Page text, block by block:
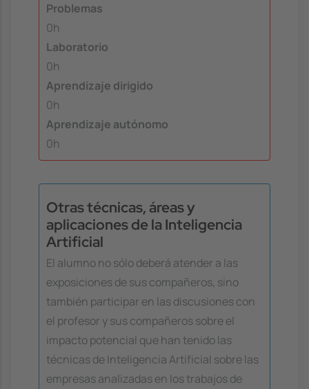
Problemas
0h
Laboratorio
0h
Aprendizaje dirigido
0h
Aprendizaje autónomo
0h
Otras técnicas, áreas y
aplicaciones de la Inteligencia
Artificial
El alumno no sólo deberá atender a las
exposiciones de sus compañeros, sino
también participar en las discusiones con
el profesor y sus compañeros sobre el
impacto potencial que han tenido las
técnicas de Inteligencia Artificial sobre las
empresas analizadas en los trabajos de